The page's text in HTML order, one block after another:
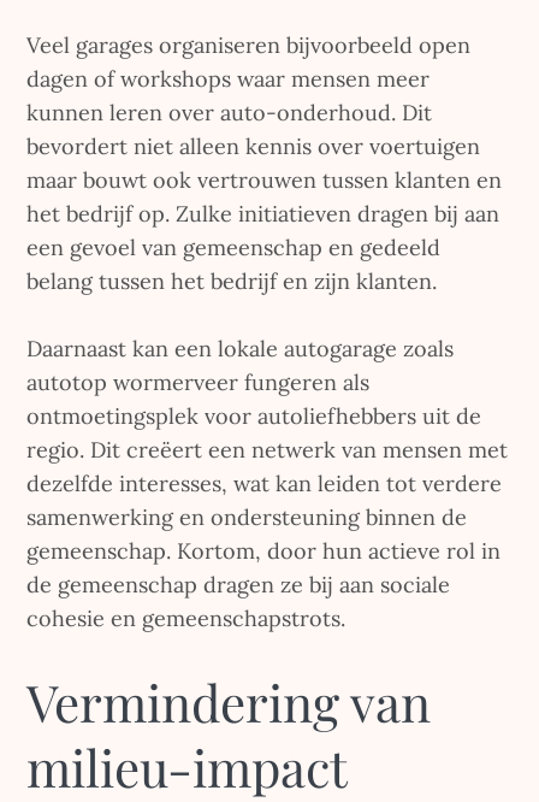
Veel garages organiseren bijvoorbeeld open
dagen of workshops waar mensen meer
kunnen leren over auto-onderhoud. Dit
bevordert niet alleen kennis over voertuigen
maar bouwt ook vertrouwen tussen klanten en
het bedrijf op. Zulke initiatieven dragen bij aan
een gevoel van gemeenschap en gedeeld
belang tussen het bedrijf en zijn klanten.
Daarnaast kan een lokale autogarage zoals
autotop wormerveer fungeren als
ontmoetingsplek voor autoliefhebbers uit de
regio. Dit creëert een netwerk van mensen met
dezelfde interesses, wat kan leiden tot verdere
samenwerking en ondersteuning binnen de
gemeenschap. Kortom, door hun actieve rol in
de gemeenschap dragen ze bij aan sociale
cohesie en gemeenschapstrots.
Vermindering van
milieu-impact